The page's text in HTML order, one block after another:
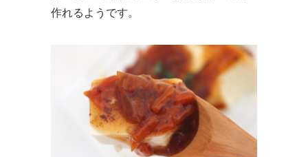
作れるようです。